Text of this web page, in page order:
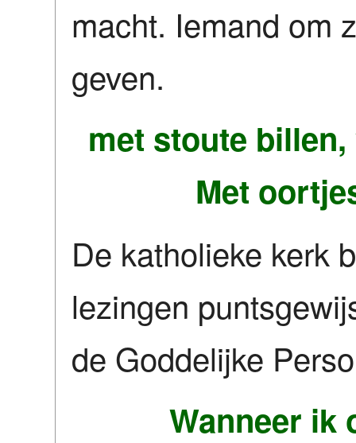
macht. Iemand om
geven.
met stoute
Met
De katholieke kerk
lezingen
de Goddelijke
Wanneer ik